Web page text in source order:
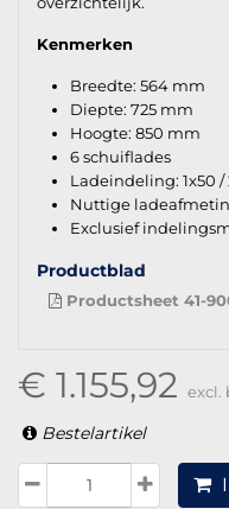
Kenmerken
Breedte: 564 mm
Diepte: 725 mm
Hoogte: 850 mm
6 schuiflades
Ladeindeling: 1x50 /
Nuttige
Exclusief
Productblad
Productsheet 41-
€ 1.155,92 excl.
Bestelartikel